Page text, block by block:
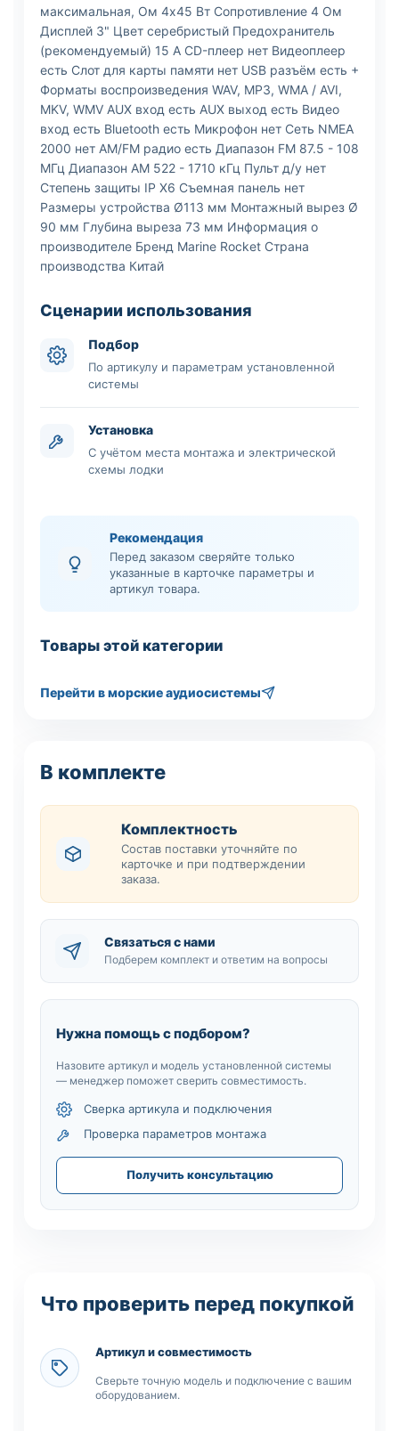
максимальная, Ом 4х45 Вт Сопротивление 4 Ом
Дисплей 3" Цвет серебристый Предохранитель
(рекомендуемый) 15 А CD-плеер нет Видеоплеер
есть Слот для карты памяти нет USB разъём есть +
Форматы воспроизведения WAV, MP3, WMA / AVI,
MKV, WMV AUX вход есть AUX выход есть Видео
вход есть Bluetooth есть Микрофон нет Сеть NMEA
2000 нет AM/FM радио есть Диапазон FM 87.5 - 108
МГц Диапазон AM 522 - 1710 кГц Пульт д/у нет
Степень защиты IP X6 Съемная панель нет
Размеры устройства Ø113 мм Монтажный вырез Ø
90 мм Глубина выреза 73 мм Информация о
производителе Бренд Marine Rocket Страна
производства Китай
Сценарии использования
Подбор
По артикулу и параметрам установленной
системы
Установка
С учётом места монтажа и электрической
схемы лодки
Рекомендация
Перед заказом сверяйте только
указанные в карточке параметры и
артикул товара.
Товары этой категории
Перейти в морские аудиосистемы
В комплекте
Комплектность
Состав поставки уточняйте по
карточке и при подтверждении
заказа.
Связаться с нами
Подберем комплект и ответим на вопросы
Нужна помощь с подбором?
Назовите артикул и модель установленной системы
— менеджер поможет сверить совместимость.
Сверка артикула и подключения
Проверка параметров монтажа
Получить консультацию
Что проверить перед покупкой
Артикул и совместимость
Сверьте точную модель и подключение с вашим
оборудованием.